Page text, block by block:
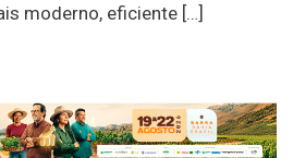
moderno, eficiente […]